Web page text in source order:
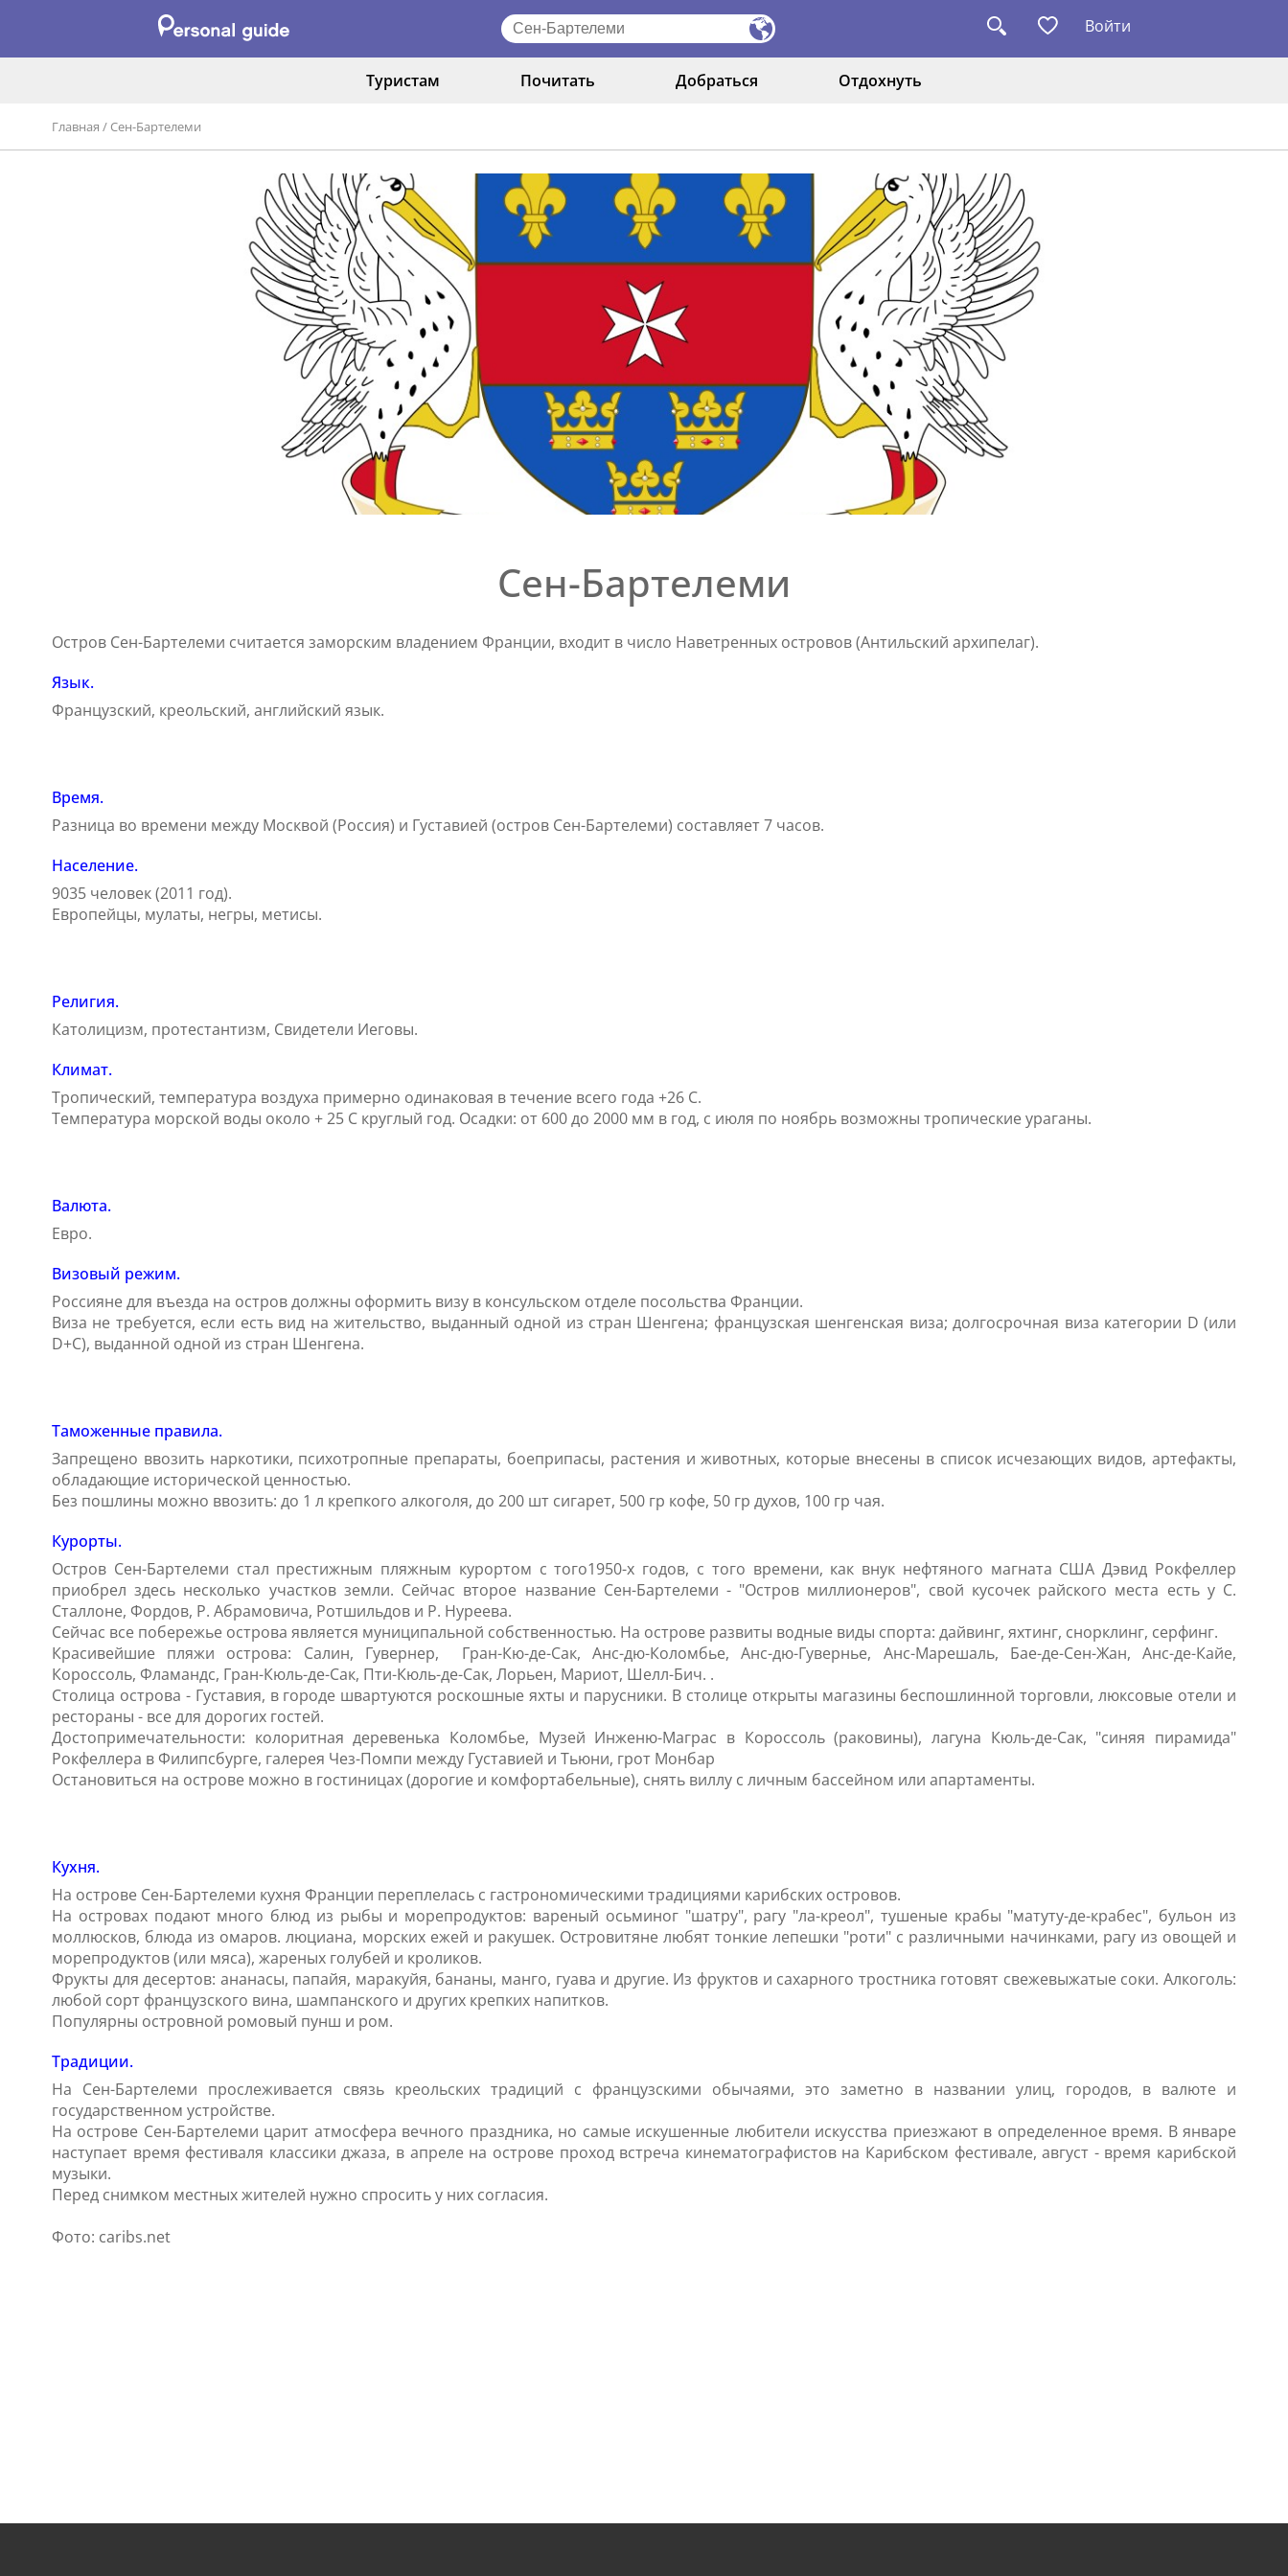
Войти
Туристам Почитать Добраться Отдохнуть
Главная / Сен-Бартелеми
Сен-Бартелеми
Остров Сен-Бартелеми считается заморским владением Франции, входит в число Наветренных островов (Антильский архипелаг).
Язык.
Французский, креольский, английский язык.
Время.
Разница во времени между Москвой (Россия) и Густавией (остров Сен-Бартелеми) составляет 7 часов.
Население.
9035 человек (2011 год).
Европейцы, мулаты, негры, метисы.
Религия.
Католицизм, протестантизм, Свидетели Иеговы.
Климат.
Тропический, температура воздуха примерно одинаковая в течение всего года +26 С.
Температура морской воды около + 25 С круглый год. Осадки: от 600 до 2000 мм в год, с июля по ноябрь возможны тропические ураганы.
Валюта.
Евро.
Визовый режим.
Россияне для въезда на остров должны оформить визу в консульском отделе посольства Франции.
Виза не требуется, если есть вид на жительство, выданный одной из стран Шенгена; французская шенгенская виза; долгосрочная виза категории D (или
D+C), выданной одной из стран Шенгена.
Таможенные правила.
Запрещено ввозить наркотики, психотропные препараты, боеприпасы, растения и животных, которые внесены в список исчезающих видов, артефакты,
обладающие исторической ценностью.
Без пошлины можно ввозить: до 1 л крепкого алкоголя, до 200 шт сигарет, 500 гр кофе, 50 гр духов, 100 гр чая.
Курорты.
Остров Сен-Бартелеми стал престижным пляжным курортом с того1950-х годов, с того времени, как внук нефтяного магната США Дэвид Рокфеллер
приобрел здесь несколько участков земли. Сейчас второе название Сен-Бартелеми - "Остров миллионеров", свой кусочек райского места есть у С.
Сталлоне, Фордов, Р. Абрамовича, Ротшильдов и Р. Нуреева.
Сейчас все побережье острова является муниципальной собственностью. На острове развиты водные виды спорта: дайвинг, яхтинг, снорклинг, серфинг.
Красивейшие пляжи острова: Салин, Гувернер, Гран-Кю-де-Сак, Анс-дю-Коломбье, Анс-дю-Гувернье, Анс-Марешаль, Бае-де-Сен-Жан, Анс-де-Кайе,
Короссоль, Фламандс, Гран-Кюль-де-Сак, Пти-Кюль-де-Сак, Лорьен, Мариот, Шелл-Бич. .
Столица острова - Густавия, в городе швартуются роскошные яхты и парусники. В столице открыты магазины беспошлинной торговли, люксовые отели и
рестораны - все для дорогих гостей.
Достопримечательности: колоритная деревенька Коломбье, Музей Инженю-Маграс в Короссоль (раковины), лагуна Кюль-де-Сак, "синяя пирамида"
Рокфеллера в Филипсбурге, галерея Чез-Помпи между Густавией и Тьюни, грот Монбар
Остановиться на острове можно в гостиницах (дорогие и комфортабельные), снять виллу с личным бассейном или апартаменты.
Кухня.
На острове Сен-Бартелеми кухня Франции переплелась с гастрономическими традициями карибских островов.
На островах подают много блюд из рыбы и морепродуктов: вареный осьминог "шатру", рагу "ла-креол", тушеные крабы "матуту-де-крабес", бульон из
моллюсков, блюда из омаров. люциана, морских ежей и ракушек. Островитяне любят тонкие лепешки "роти" с различными начинками, рагу из овощей и
морепродуктов (или мяса), жареных голубей и кроликов.
Фрукты для десертов: ананасы, папайя, маракуйя, бананы, манго, гуава и другие. Из фруктов и сахарного тростника готовят свежевыжатые соки. Алкоголь:
любой сорт французского вина, шампанского и других крепких напитков.
Популярны островной ромовый пунш и ром.
Традиции.
На Сен-Бартелеми прослеживается связь креольских традиций с французскими обычаями, это заметно в названии улиц, городов, в валюте и
государственном устройстве.
На острове Сен-Бартелеми царит атмосфера вечного праздника, но самые искушенные любители искусства приезжают в определенное время. В январе
наступает время фестиваля классики джаза, в апреле на острове проход встреча кинематографистов на Карибском фестивале, август - время карибской
музыки.
Перед снимком местных жителей нужно спросить у них согласия.
Фото: caribs.net